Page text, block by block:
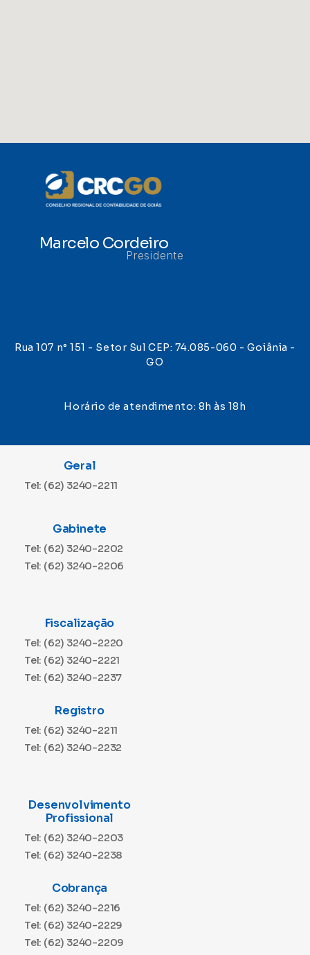
Marcelo Cordeiro
Presidente
Rua 107 n° 151 - Setor Sul CEP: 74.085-060 - Goiânia -
GO
Horário de atendimento: 8h às 18h
Geral
Tel: (62) 3240-2211
Gabinete
Tel: (62) 3240-2202
Tel: (62) 3240-2206
Fiscalização
Tel: (62) 3240-2220
Tel: (62) 3240-2221
Tel: (62) 3240-2237
Registro
Tel: (62) 3240-2211
Tel: (62) 3240-2232
Desenvolvimento
Profissional
Tel: (62) 3240-2203
Tel: (62) 3240-2238
Cobrança
Tel: (62) 3240-2216
Tel: (62) 3240-2229
Tel: (62) 3240-2209